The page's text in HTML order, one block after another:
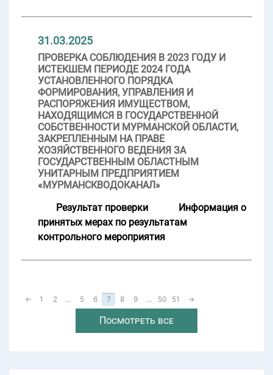
31.03.2025
ПРОВЕРКА СОБЛЮДЕНИЯ В 2023 ГОДУ И
ИСТЕКШЕМ ПЕРИОДЕ 2024 ГОДА
УСТАНОВЛЕННОГО ПОРЯДКА
ФОРМИРОВАНИЯ, УПРАВЛЕНИЯ И
РАСПОРЯЖЕНИЯ ИМУЩЕСТВОМ,
НАХОДЯЩИМСЯ В ГОСУДАРСТВЕННОЙ
СОБСТВЕННОСТИ МУРМАНСКОЙ ОБЛАСТИ,
ЗАКРЕПЛЕННЫМ НА ПРАВЕ
ХОЗЯЙСТВЕННОГО ВЕДЕНИЯ ЗА
ГОСУДАРСТВЕННЫМ ОБЛАСТНЫМ
УНИТАРНЫМ ПРЕДПРИЯТИЕМ
«МУРМАНСКВОДОКАНАЛ»
Результат проверки
Информация о
принятых мерах по результатам
контрольного мероприятия
← 1 2 ... 5 6 7 8 9 ... 50 51 →
Посмотреть все